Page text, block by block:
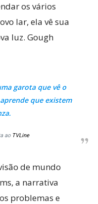
os vários
lar, ela vê sua
luz. Gough
garota que vê o
que existem
ao TVLine
de mundo
a narrativa
problemas e